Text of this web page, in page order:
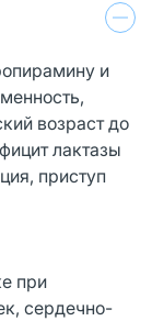
и
возраст до
лактазы
приступ
при
сердечно-